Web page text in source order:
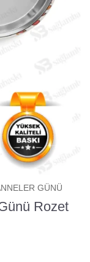
GÜNÜ
Rozet